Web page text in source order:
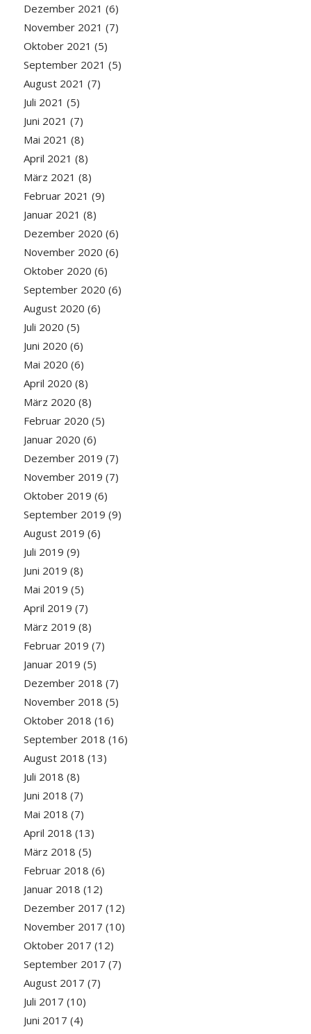
Dezember 2021 (6)
November 2021 (7)
Oktober 2021 (5)
September 2021 (5)
August 2021 (7)
Juli 2021 (5)
Juni 2021 (7)
Mai 2021 (8)
April 2021 (8)
März 2021 (8)
Februar 2021 (9)
Januar 2021 (8)
Dezember 2020 (6)
November 2020 (6)
Oktober 2020 (6)
September 2020 (6)
August 2020 (6)
Juli 2020 (5)
Juni 2020 (6)
Mai 2020 (6)
April 2020 (8)
März 2020 (8)
Februar 2020 (5)
Januar 2020 (6)
Dezember 2019 (7)
November 2019 (7)
Oktober 2019 (6)
September 2019 (9)
August 2019 (6)
Juli 2019 (9)
Juni 2019 (8)
Mai 2019 (5)
April 2019 (7)
März 2019 (8)
Februar 2019 (7)
Januar 2019 (5)
Dezember 2018 (7)
November 2018 (5)
Oktober 2018 (16)
September 2018 (16)
August 2018 (13)
Juli 2018 (8)
Juni 2018 (7)
Mai 2018 (7)
April 2018 (13)
März 2018 (5)
Februar 2018 (6)
Januar 2018 (12)
Dezember 2017 (12)
November 2017 (10)
Oktober 2017 (12)
September 2017 (7)
August 2017 (7)
Juli 2017 (10)
Juni 2017 (4)